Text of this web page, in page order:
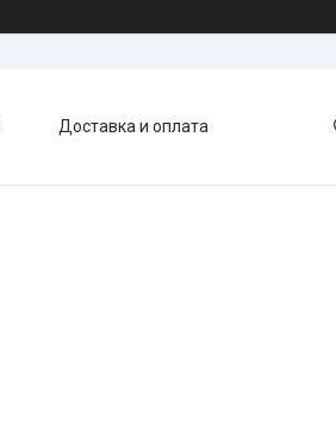
Доставка и оплата